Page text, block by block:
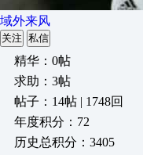
域外来风
关注 私信
精华：0帖
求助：3帖
帖子：14帖 | 1748回
年度积分：72
历史总积分：3405